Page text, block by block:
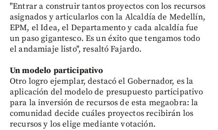
"Entrar a construir tantos proyectos con los recursos
asignados y articularlos con la Alcaldía de Medellín,
EPM, el Idea, el Departamento y cada alcaldía fue
un paso gigantesco. Es un éxito que tengamos todo
el andamiaje listo", resaltó Fajardo.
Un modelo participativo
Otro logro ejemplar, destacó el Gobernador, es la
aplicación del modelo de presupuesto participativo
para la inversión de recursos de esta megaobra: la
comunidad decide cuáles proyectos recibirán los
recursos y los elige mediante votación.